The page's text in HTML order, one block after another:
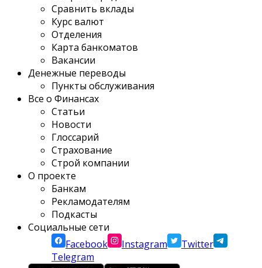
Сравнить вклады
Курс валют
Отделения
Карта банкоматов
Вакансии
Денежные переводы
Пункты обслуживания
Все о Финансах
Статьи
Новости
Глоссарий
Страхование
Строй компании
О проекте
Банкам
Рекламодателям
Подкасты
Социальные сети
Facebook
Instagram
Twitter
Telegram